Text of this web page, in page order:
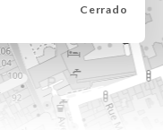
Cerrado